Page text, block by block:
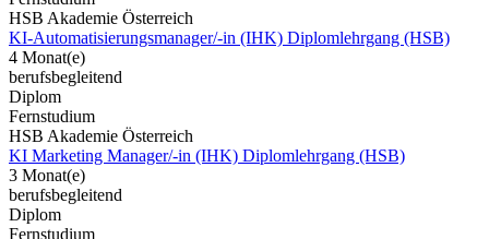
HSB Akademie Österreich
KI-Automatisierungsmanager/-in (IHK) Diplomlehrgang (HSB)
4 Monat(e)
berufsbegleitend
Diplom
Fernstudium
HSB Akademie Österreich
KI Marketing Manager/-in (IHK) Diplomlehrgang (HSB)
3 Monat(e)
berufsbegleitend
Diplom
Fernstudium